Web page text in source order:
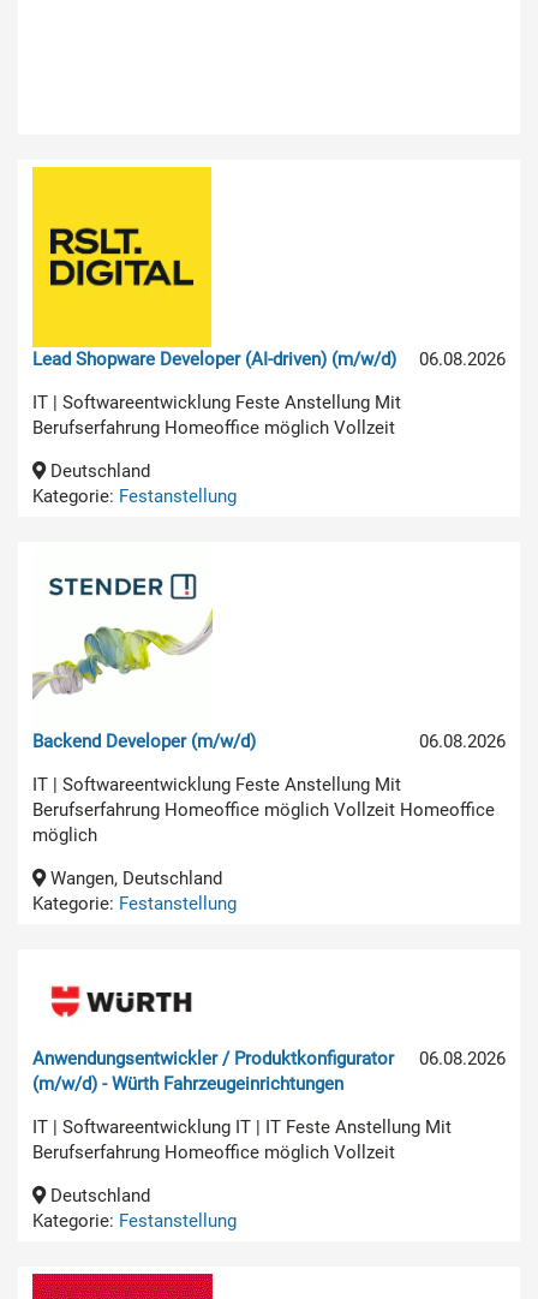
06.08.2026
Lead Shopware Developer (AI-driven) (m/w/d)
IT | Softwareentwicklung Feste Anstellung Mit
Berufserfahrung Homeoffice möglich Vollzeit
Deutschland
Kategorie: Festanstellung
06.08.2026
Backend Developer (m/w/d)
IT | Softwareentwicklung Feste Anstellung Mit
Berufserfahrung Homeoffice möglich Vollzeit Homeoffice
möglich
Wangen, Deutschland
Kategorie: Festanstellung
06.08.2026
Anwendungsentwickler / Produktkonfigurator
(m/w/d) - Würth Fahrzeugeinrichtungen
IT | Softwareentwicklung IT | IT Feste Anstellung Mit
Berufserfahrung Homeoffice möglich Vollzeit
Deutschland
Kategorie: Festanstellung